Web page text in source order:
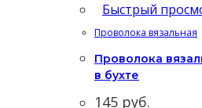
Быстрый
Проволока вязальная
Проволока
в бухте
145 руб.